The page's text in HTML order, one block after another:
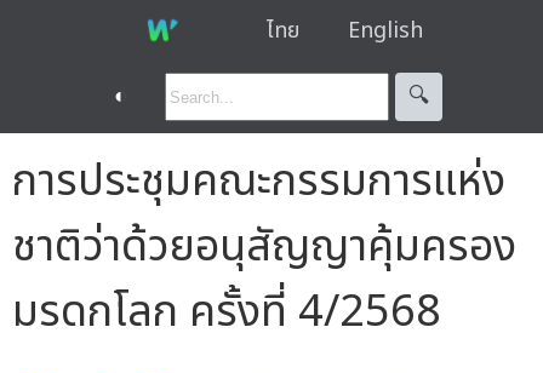
ไทย English
◐ 🔍︎
การประชุมคณะกรรมการแห่ง
ชาติว่าด้วยอนุสัญญาคุ้มครอง
มรดกโลก ครั้งที่ 4/2568